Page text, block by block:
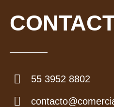
55 3952 8802